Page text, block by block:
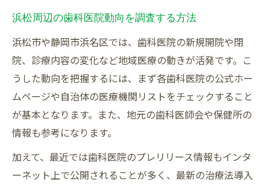
浜松周辺の歯科医院動向を調査する方法
浜松市や静岡市浜名区では、歯科医院の新規開院や閉
院、診療内容の変化など地域医療の動きが活発です。こ
うした動向を把握するには、まず各歯科医院の公式ホー
ムページや自治体の医療機関リストをチェックすること
が基本となります。また、地元の歯科医師会や保健所の
情報も参考になります。
加えて、最近では歯科医院のプレリリース情報もインタ
ーネット上で公開されることが多く、最新の治療法導入